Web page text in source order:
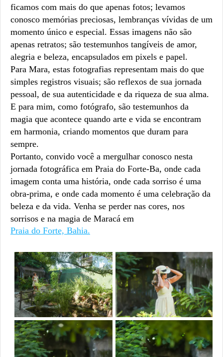
ficamos com mais do que apenas fotos; levamos
conosco memórias preciosas, lembranças vívidas de um
momento único e especial. Essas imagens não são
apenas retratos; são testemunhos tangíveis de amor,
alegria e beleza, encapsulados em pixels e papel.
Para Mara, estas fotografias representam mais do que
simples registros visuais; são reflexos de sua jornada
pessoal, de sua autenticidade e da riqueza de sua alma.
E para mim, como fotógrafo, são testemunhos da
magia que acontece quando arte e vida se encontram
em harmonia, criando momentos que duram para
sempre.
Portanto, convido você a mergulhar conosco nesta
jornada fotográfica em Praia do Forte-Ba, onde cada
imagem conta uma história, onde cada sorriso é uma
obra-prima, e onde cada momento é uma celebração da
beleza e da vida. Venha se perder nas cores, nos
sorrisos e na magia de Maracá em
Praia do Forte, Bahia.